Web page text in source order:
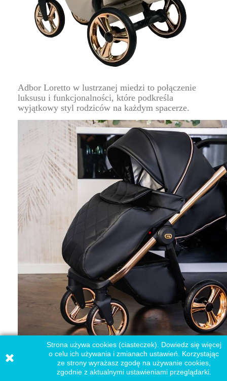
Adbor Loretto w lustrzanej miedzi to połączenie
luksusu i funkcjonalności, które podkreśla
wyjątkowy styl rodziców na każdym spacerze.
Spacerówka Adbor Loretto Stars 05 dodaje szyku
każdemu wyjściu, zapewniając maluszkowi ciepło i
Strona używa cookies (ciasteczek). Dowiedz się więcej
o celu ich używania i zmianach ustawień. Korzystając
ze strony wyrażasz zgodę na używanie cookies,
zgodnie z aktualnymi ustawieniami przeglądarki.